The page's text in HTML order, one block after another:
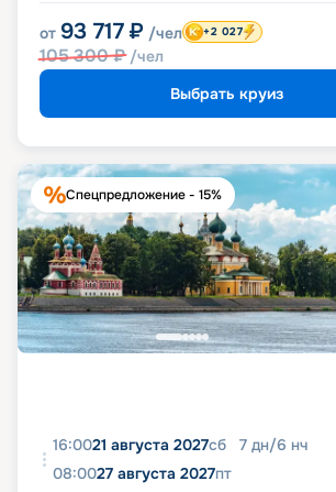
от 93 717 ₽ /чел
105 300₽ /чел
+2 027
Выбрать круиз
Спецпредложение - 15%
16:0021 августа 2027сб 7 дн/6 нч
08:0027 августа 2027пт